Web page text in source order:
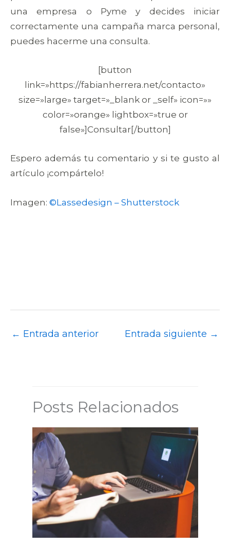
una empresa o Pyme y decides iniciar
correctamente una campaña marca personal,
puedes hacerme una consulta.
[button
link=»https://fabianherrera.net/contacto»
size=»large» target=»_blank or _self» icon=»»
color=»orange» lightbox=»true or
false»]Consultar[/button]
Espero además tu comentario y si te gusto al
artículo ¡compártelo!
Imagen: ©Lassedesign – Shutterstock
← Entrada anterior Entrada siguiente →
Posts Relacionados